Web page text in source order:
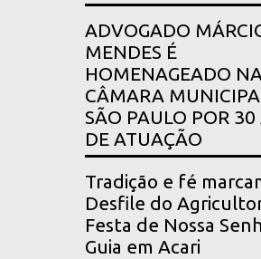
ADVOGADO
MENDES É
HOMENAGEADO NA
CÂMARA
SÃO PAULO POR 30
DE ATUAÇÃO
Tradição e fé
Desfile do
Festa de Nossa
Guia em Acari